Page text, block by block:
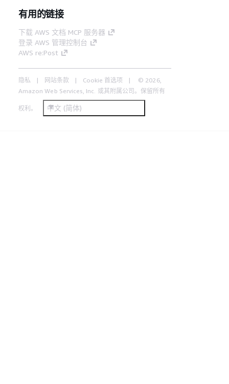
有用的链接
下载 AWS 文档 MCP 服务器
登录 AWS 管理控制台
AWS re:Post
隐私 网站条款 Cookie 首选项
© 2026,
Amazon Web Services, Inc. 或其附属公司。保留所有
权利。 中文 (简体)